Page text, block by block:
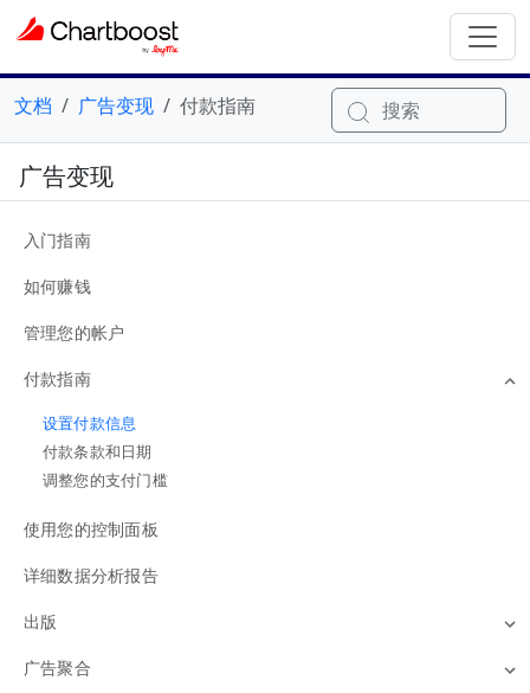
文档 广告变现 付款指南 搜索
广告变现
入门指南
如何赚钱
管理您的帐户
付款指南
设置付款信息
付款条款和日期
调整您的支付门槛
使用您的控制面板
详细数据分析报告
出版
广告聚合